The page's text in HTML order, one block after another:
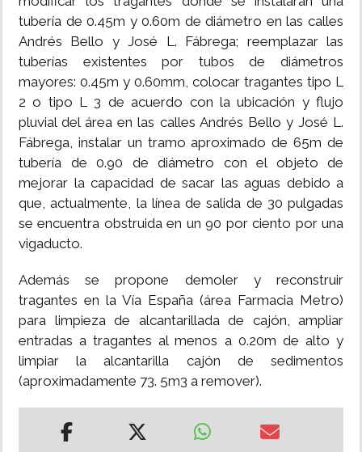
tubería de 0.45m y 0.60m de diámetro en las calles
Andrés Bello y José L. Fábrega; reemplazar las
tuberías existentes por tubos de diámetros
mayores: 0.45m y 0.60mm, colocar tragantes tipo L
2 o tipo L 3 de acuerdo con la ubicación y flujo
pluvial del área en las calles Andrés Bello y José L.
Fábrega, instalar un tramo aproximado de 65m de
tubería de 0.90 de diámetro con el objeto de
mejorar la capacidad de sacar las aguas debido a
que, actualmente, la línea de salida de 30 pulgadas
se encuentra obstruida en un 90 por ciento por una
vigaducto.
Además se propone demoler y reconstruir
tragantes en la Vía España (área Farmacia Metro)
para limpieza de alcantarillada de cajón, ampliar
entradas a tragantes al menos a 0.20m de alto y
limpiar la alcantarilla cajón de sedimentos
(aproximadamente 73. 5m3 a remover).